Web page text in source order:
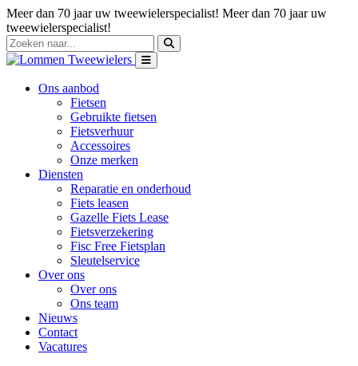
Meer dan 70 jaar uw tweewielerspecialist! Meer dan 70 jaar uw
tweewielerspecialist!
Ons aanbod
Fietsen
Gebruikte fietsen
Fietsverhuur
Accessoires
Onze merken
Diensten
Reparatie en onderhoud
Fiets leasen
Gazelle Fiets Lease
Fietsverzekering
Fisc Free Fietsplan
Sleutelservice
Over ons
Over ons
Ons team
Nieuws
Contact
Vacatures